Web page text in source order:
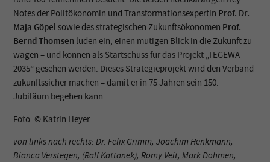
Notes der Politökonomin und Transformationsexpertin Prof. Dr.
Maja Göpel sowie des strategischen Zukunftsökonomen Prof.
Bernd Thomsen luden ein, einen mutigen Blick in die Zukunft zu
wagen – und können als Startschuss für das Projekt „TEGEWA
2035“ gesehen werden. Dieses Strategieprojekt wird den Verband
zukunftssicher machen – damit er in 75 Jahren sein 150.
Jubiläum begehen kann.
Foto: © Katrin Heyer
von links nach rechts:Dr. Felix Grimm, Joachim Henkmann,
Bianca Verstegen, (Ralf Kattanek), Romy Veit, Mark Dohmen,